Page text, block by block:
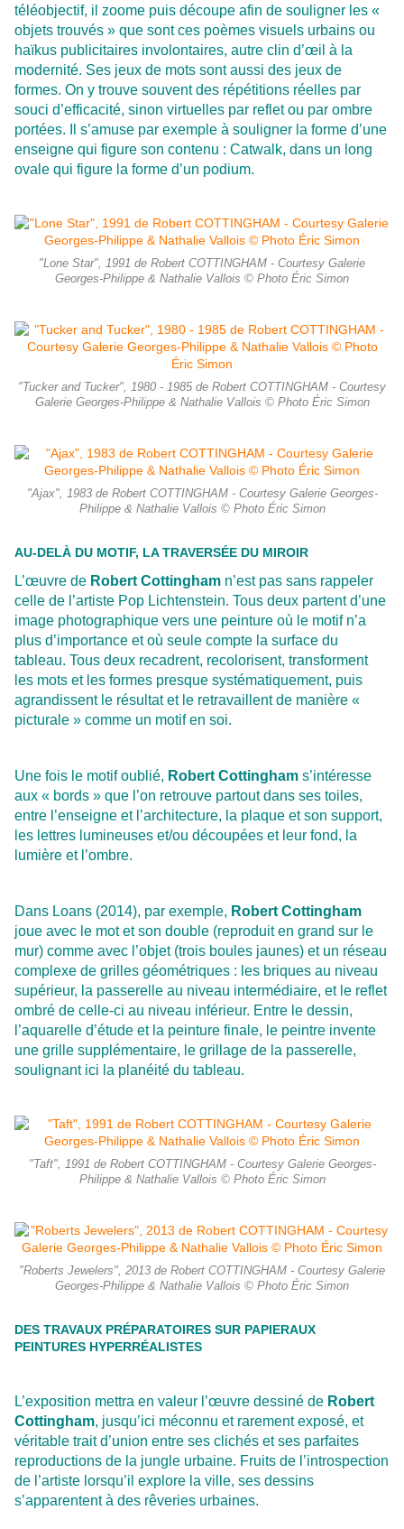
téléobjectif, il zoome puis découpe afin de souligner les «
objets trouvés » que sont ces poèmes visuels urbains ou
haïkus publicitaires involontaires, autre clin d’œil à la
modernité. Ses jeux de mots sont aussi des jeux de
formes. On y trouve souvent des répétitions réelles par
souci d’efficacité, sinon virtuelles par reflet ou par ombre
portées. Il s’amuse par exemple à souligner la forme d’une
enseigne qui figure son contenu : Catwalk, dans un long
ovale qui figure la forme d’un podium.
"Lone Star", 1991 de Robert COTTINGHAM - Courtesy Galerie
Georges-Philippe & Nathalie Vallois © Photo Éric Simon
"Tucker and Tucker", 1980 - 1985 de Robert COTTINGHAM - Courtesy
Galerie Georges-Philippe & Nathalie Vallois © Photo Éric Simon
"Ajax", 1983 de Robert COTTINGHAM - Courtesy Galerie Georges-
Philippe & Nathalie Vallois © Photo Éric Simon
AU-DELÀ DU MOTIF, LA TRAVERSÉE DU MIROIR
L’œuvre de Robert Cottingham n’est pas sans rappeler
celle de l’artiste Pop Lichtenstein. Tous deux partent d’une
image photographique vers une peinture où le motif n’a
plus d’importance et où seule compte la surface du
tableau. Tous deux recadrent, recolorisent, transforment
les mots et les formes presque systématiquement, puis
agrandissent le résultat et le retravaillent de manière «
picturale » comme un motif en soi.
Une fois le motif oublié, Robert Cottingham s’intéresse
aux « bords » que l’on retrouve partout dans ses toiles,
entre l’enseigne et l’architecture, la plaque et son support,
les lettres lumineuses et/ou découpées et leur fond, la
lumière et l’ombre.
Dans Loans (2014), par exemple, Robert Cottingham
joue avec le mot et son double (reproduit en grand sur le
mur) comme avec l’objet (trois boules jaunes) et un réseau
complexe de grilles géométriques : les briques au niveau
supérieur, la passerelle au niveau intermédiaire, et le reflet
ombré de celle-ci au niveau inférieur. Entre le dessin,
l’aquarelle d’étude et la peinture finale, le peintre invente
une grille supplémentaire, le grillage de la passerelle,
soulignant ici la planéité du tableau.
"Taft", 1991 de Robert COTTINGHAM - Courtesy Galerie Georges-
Philippe & Nathalie Vallois © Photo Éric Simon
"Roberts Jewelers", 2013 de Robert COTTINGHAM - Courtesy Galerie
Georges-Philippe & Nathalie Vallois © Photo Éric Simon
DES TRAVAUX PRÉPARATOIRES SUR PAPIERAUX
PEINTURES HYPERRÉALISTES
L’exposition mettra en valeur l’œuvre dessiné de Robert
Cottingham, jusqu’ici méconnu et rarement exposé, et
véritable trait d’union entre ses clichés et ses parfaites
reproductions de la jungle urbaine. Fruits de l’introspection
de l’artiste lorsqu’il explore la ville, ses dessins
s’apparentent à des rêveries urbaines.